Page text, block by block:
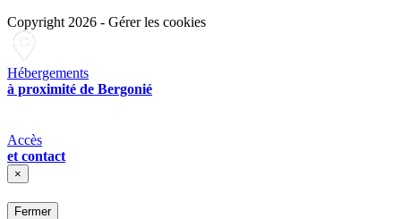
Copyright 2026 - Gérer les cookies
Hébergements
à proximité de Bergonié
Accès
et contact
×
Fermer